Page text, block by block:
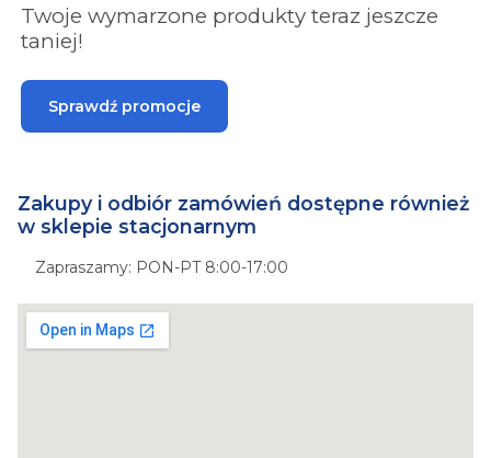
Twoje wymarzone produkty teraz jeszcze
taniej!
Sprawdź promocje
Zakupy i odbiór zamówień dostępne również
w sklepie stacjonarnym
Zapraszamy: PON-PT 8:00-17:00